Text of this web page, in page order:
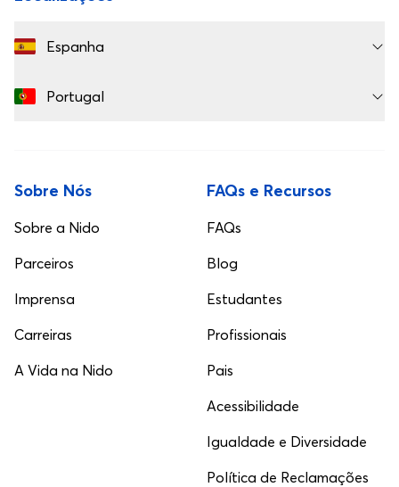
Espanha
Portugal
Sobre Nós
Sobre a Nido
Parceiros
Imprensa
Carreiras
A Vida na Nido
FAQs e Recursos
FAQs
Blog
Estudantes
Profissionais
Pais
Acessibilidade
Igualdade e Diversidade
Política de Reclamações